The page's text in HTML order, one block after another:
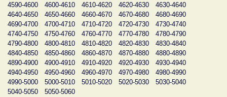
4590-4600
4600-4610 4610-4620 4620-4630
4630-4640
4640-4650
4650-4660 4660-4670 4670-4680
4680-4690
4690-4700
4700-4710 4710-4720 4720-4730
4730-4740
4740-4750
4750-4760 4760-4770 4770-4780
4780-4790
4790-4800
4800-4810 4810-4820 4820-4830
4830-4840
4840-4850
4850-4860 4860-4870 4870-4880
4880-4890
4890-4900
4900-4910 4910-4920 4920-4930
4930-4940
4940-4950
4950-4960 4960-4970 4970-4980
4980-4990
4990-5000
5000-5010 5010-5020 5020-5030
5030-5040
5040-5050
5050-5060